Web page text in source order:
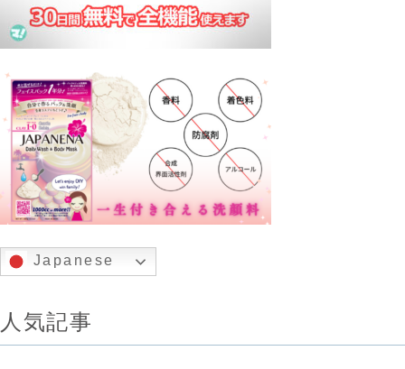
Japanese
人気記事